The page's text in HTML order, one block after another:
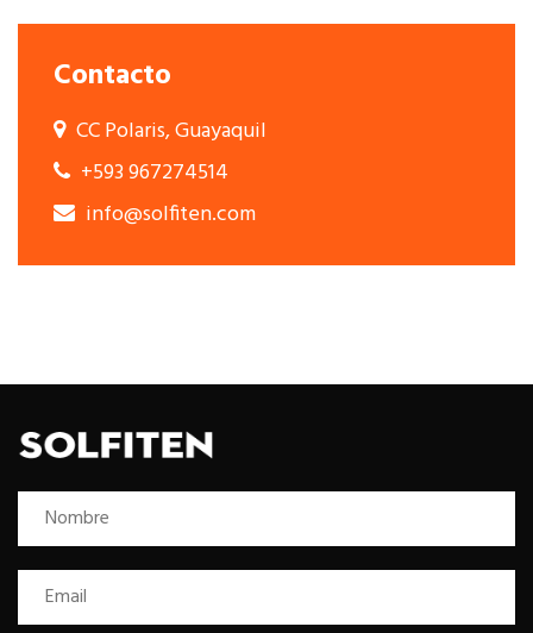
Contacto
CC Polaris, Guayaquil
+593 967274514
info@solfiten.com